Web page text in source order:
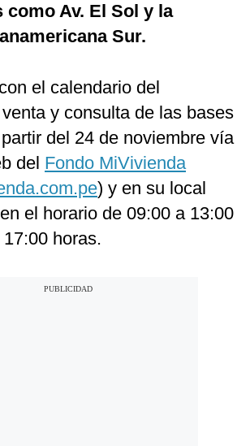
como Av. El Sol y la
Sur.
el calendario del
y consulta de las bases
del 24 de noviembre vía
del Fondo MiVivienda
) y en su local
el horario de 09:00 a 13:00
horas.